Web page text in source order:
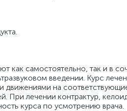
как самостоятельно, так и в
введении. Курс
на
При лечении контрактур,
курса по усмотрению врача.